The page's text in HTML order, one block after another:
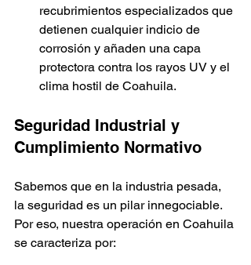
recubrimientos especializados que
detienen cualquier indicio de
corrosión y añaden una capa
protectora contra los rayos UV y el
clima hostil de Coahuila.
Seguridad Industrial y
Cumplimiento Normativo
Sabemos que en la industria pesada,
la seguridad es un pilar innegociable.
Por eso, nuestra operación en Coahuila
se caracteriza por: